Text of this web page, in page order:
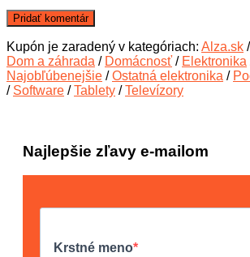
Kupón je zaradený v kategóriach: Alza.sk /
Dom a záhrada / Domácnosť / Elektronika
Najobľúbenejšie /Ostatná elektronika /
/ Software /Tablety /Televízory
Najlepšie zľavy e-mailom